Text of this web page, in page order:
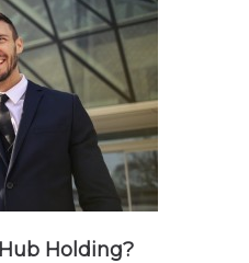
Holding?